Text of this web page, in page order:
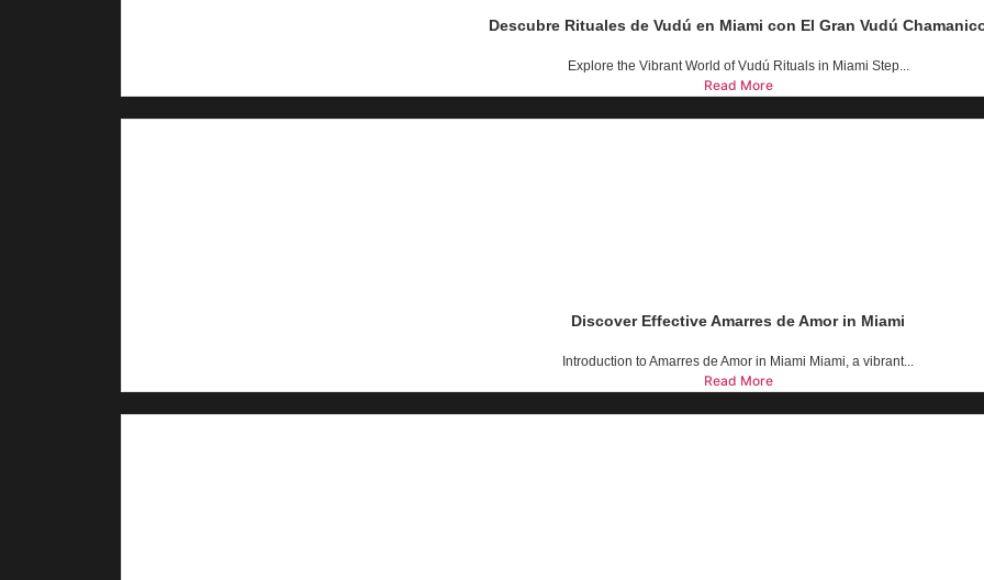
Descubre Rituales de Vudú en Miami con El Gran Vudú
Explore the Vibrant World of Vudú Rituals in Miami Step...
Read More
Discover Effective Amarres de Amor in Miami
Introduction to Amarres de Amor in Miami Miami, a vibrant...
Read More